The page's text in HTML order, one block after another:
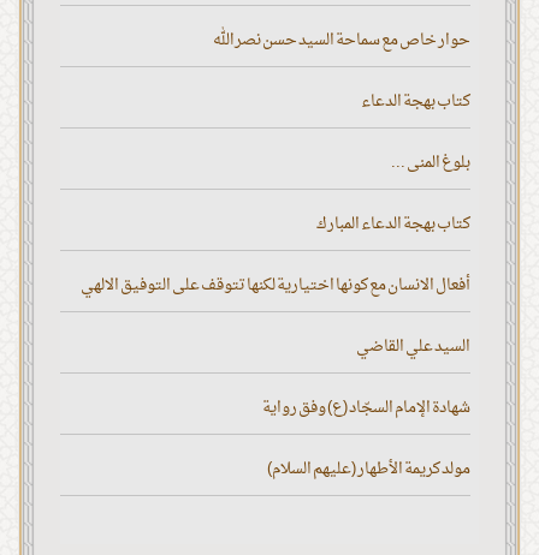
حوار خاص مع سماحة السيد حسن نصر الله
كتاب بهجة الدعاء
بلوغ المنى ...
كتاب بهجة الدعاء المبارك
أفعال الانسان مع كونها اختيارية لكنها تتوقف على التوفيق الالهي
السيد علي القاضي
شهادة الإمام السجّاد (ع) وفق رواية
مولد كريمة الأطهار (عليهم السلام)